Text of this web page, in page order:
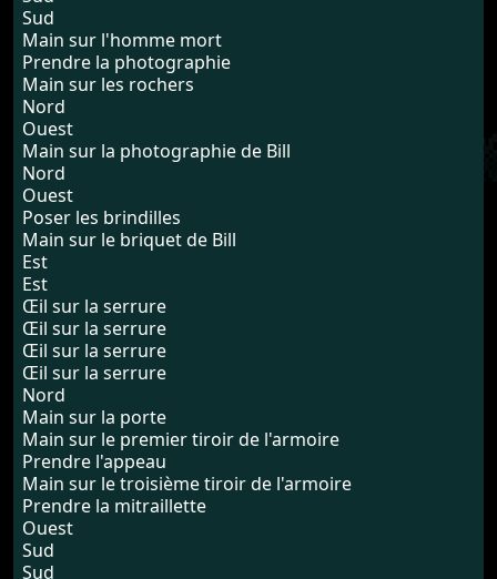
Sud
Main sur l'homme mort
Prendre la photographie
Main sur les rochers
Nord
Ouest
Main sur la photographie de Bill
Nord
Ouest
Poser les brindilles
Main sur le briquet de Bill
Est
Est
Œil sur la serrure
Œil sur la serrure
Œil sur la serrure
Œil sur la serrure
Nord
Main sur la porte
Main sur le premier tiroir de l'armoire
Prendre l'appeau
Main sur le troisième tiroir de l'armoire
Prendre la mitraillette
Ouest
Sud
Sud